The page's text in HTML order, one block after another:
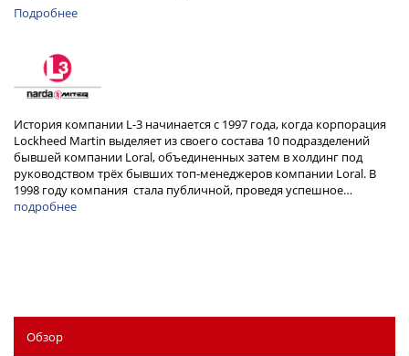
Подробнее
История компании L-3 начинается с 1997 года, когда корпорация
Lockheed Martin выделяет из своего состава 10 подразделений
бывшей компании Loral, объединенных затем в холдинг под
руководством трёх бывших топ-менеджеров компании Loral. В
1998 году компания стала публичной, проведя успешное…
подробнее
Обзор